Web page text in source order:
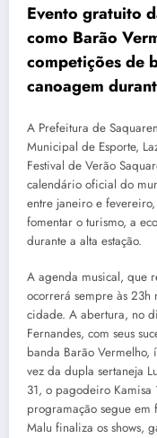
Evento gratuito
como Barão
competições de
canoagem
A Prefeitura de
Municipal de Esporte,
Festival de Verão
calendário oficial do
entre janeiro e
fomentar o turismo, a
durante a alta estação.
A agenda musical, que
ocorrerá sempre às 23h
cidade. A abertura, no
Fernandes, com seus
banda Barão
vez da dupla sertaneja
31, o pagodeiro Kamisa
programação segue
Malu finaliza os shows,